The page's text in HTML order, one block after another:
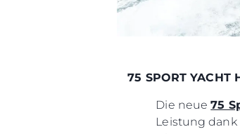
75 SPORT YACHT
Die neue75
Leistung dank